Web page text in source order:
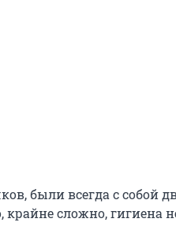
были всегда с собой
сложно, гигиена